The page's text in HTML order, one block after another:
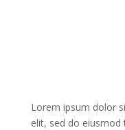
Lorem ipsum dolor
elit, sed do